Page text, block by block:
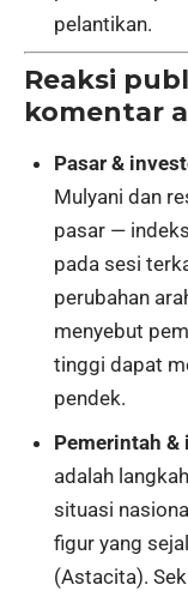
pelantikan.
Reaksi
komentar
Pasar &
Mulyani dan
pasar —
pada sesi
perubahan
menyebut
tinggi dapat
pendek.
Pemerintah &
adalah
situasi
figur yang
(Astacita).